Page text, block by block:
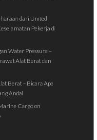
dari United
Pekerja di
Water Pressure –
Alat Berat dan
Berat – Bicara Apa
Andal
Cargoon